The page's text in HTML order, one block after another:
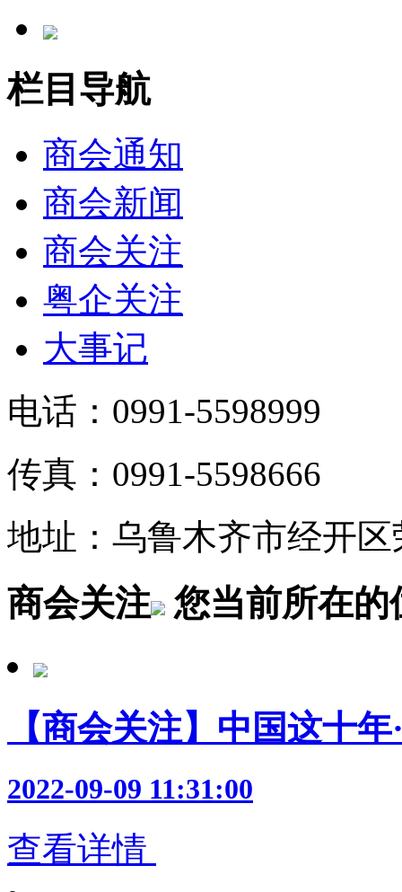
栏目导航
商会通知
商会新闻
商会关注
粤企关注
大事记
电话：0991-5598999
传真：0991-5598666
地址：乌鲁木齐市经开
商会关注 您当前所在的
【商会关注】中国这十年
2022-09-09 11:31:00
查看详情